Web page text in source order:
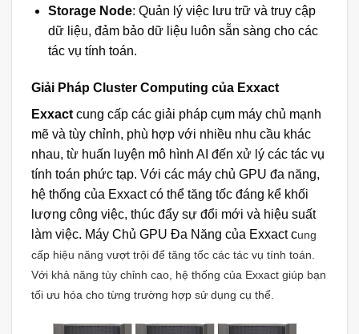
Storage Node: Quản lý việc lưu trữ và truy cập
dữ liệu, đảm bảo dữ liệu luôn sẵn sàng cho các
tác vụ tính toán.
Giải Pháp Cluster Computing của Exxact
Exxact cung cấp các giải pháp cụm máy chủ mạnh
mẽ và tùy chỉnh, phù hợp với nhiều nhu cầu khác
nhau, từ huấn luyện mô hình AI đến xử lý các tác vụ
tính toán phức tạp. Với các máy chủ GPU đa năng,
hệ thống của Exxact có thể tăng tốc đáng kể khối
lượng công việc, thúc đẩy sự đổi mới và hiệu suất
làm việc. Máy Chủ GPU Đa Năng của Exxact cung
cấp hiệu năng vượt trội để tăng tốc các tác vụ tính toán.
Với khả năng tùy chỉnh cao, hệ thống của Exxact giúp bạn
tối ưu hóa cho từng trường hợp sử dụng cụ thể.